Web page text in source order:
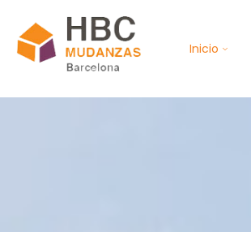
Inicio